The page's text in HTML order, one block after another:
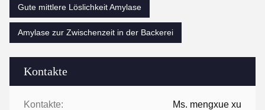
Kontakte
Kontakte: Ms. mengxue xu
Gute mittlere Löslichkeit Amylase
Amylase zur Zwischenzeit in der Backerei